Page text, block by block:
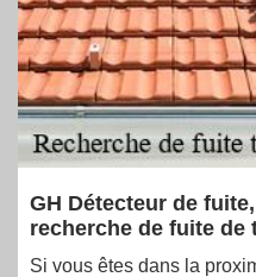
GH Détecteur de
recherche de fuite de
Si vous êtes dans la